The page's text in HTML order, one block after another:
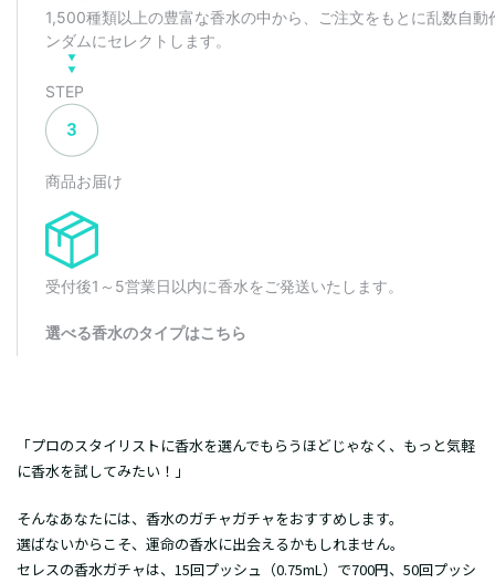
「プロのスタイリストに香水を選んでもらうほどじゃなく、もっと気軽
に香水を試してみたい！」
そんなあなたには、香水のガチャガチャをおすすめします。
選ばないからこそ、運命の香水に出会えるかもしれません。
セレスの香水ガチャは、15回プッシュ（0.75mL）で700円、50回プッシ